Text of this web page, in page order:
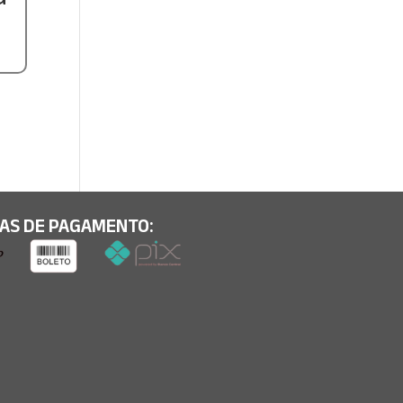
DE PAGAMENTO: